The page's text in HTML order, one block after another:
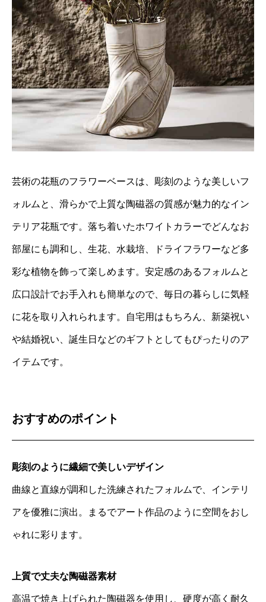
芸術の花瓶のフラワーベースは、彫刻のような美しいフ
ォルムと、滑らかで上質な陶磁器の質感が魅力的なイン
テリア花瓶です。落ち着いたホワイトカラーでどんなお
部屋にも調和し、生花、水栽培、ドライフラワーなど多
彩な植物を飾って楽しめます。安定感のあるフォルムと
広口設計でお手入れも簡単なので、毎日の暮らしに気軽
に花を取り入れられます。自宅用はもちろん、新築祝い
や結婚祝い、誕生日などのギフトとしてもぴったりのア
イテムです。
おすすめのポイント
彫刻のように繊細で美しいデザイン
曲線と直線が調和した洗練されたフォルムで、インテリ
アを優雅に演出。まるでアート作品のように空間をおし
ゃれに彩ります。
上質で丈夫な陶磁器素材
高温で焼き上げられた陶磁器を使用し、硬度が高く耐久